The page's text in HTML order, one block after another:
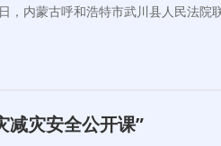
，内蒙古呼和浩特市武川县人民法院
灾安全公开课”